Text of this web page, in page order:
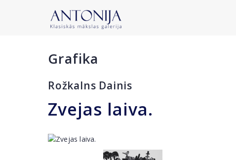
Grafika
Rožkalns Dainis
Zvejas laiva.